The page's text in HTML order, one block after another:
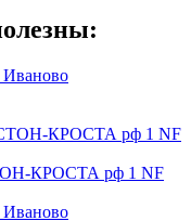
КРОСТА рф 1 NF